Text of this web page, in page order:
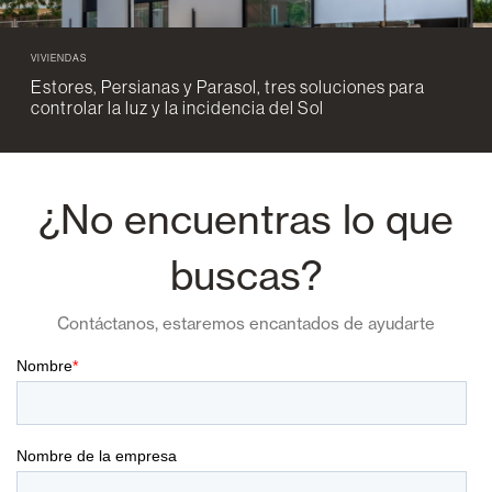
VIVIENDAS
Estores, Persianas y Parasol, tres soluciones para
controlar la luz y la incidencia del Sol
¿No encuentras lo que
buscas?
Contáctanos, estaremos encantados de ayudarte